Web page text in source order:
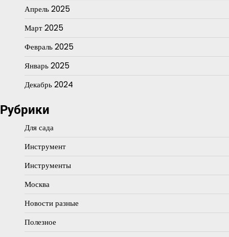
Апрель 2025
Март 2025
Февраль 2025
Январь 2025
Декабрь 2024
Рубрики
Для сада
Инструмент
Инструменты
Москва
Новости разные
Полезное